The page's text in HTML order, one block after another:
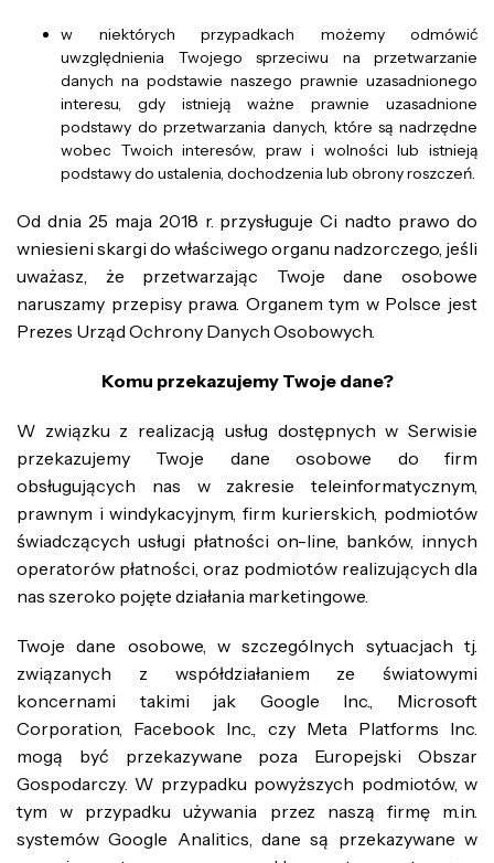
w niektórych przypadkach możemy odmówić
uwzględnienia Twojego sprzeciwu na przetwarzanie
danych na podstawie naszego prawnie uzasadnionego
interesu, gdy istnieją ważne prawnie uzasadnione
podstawy do przetwarzania danych, które są nadrzędne
wobec Twoich interesów, praw i wolności lub istnieją
podstawy do ustalenia, dochodzenia lub obrony roszczeń.
Od dnia 25 maja 2018 r. przysługuje Ci nadto prawo do
wniesieni skargi do właściwego organu nadzorczego, jeśli
uważasz, że przetwarzając Twoje dane osobowe
naruszamy przepisy prawa. Organem tym w Polsce jest
Prezes Urząd Ochrony Danych Osobowych.
Komu przekazujemy Twoje dane?
W związku z realizacją usług dostępnych w Serwisie
przekazujemy Twoje dane osobowe do firm
obsługujących nas w zakresie teleinformatycznym,
prawnym i windykacyjnym, firm kurierskich, podmiotów
świadczących usługi płatności on-line, banków, innych
operatorów płatności, oraz podmiotów realizujących dla
nas szeroko pojęte działania marketingowe.
Twoje dane osobowe, w szczególnych sytuacjach tj.
związanych z współdziałaniem ze światowymi
koncernami takimi jak Google Inc., Microsoft
Corporation, Facebook Inc., czy Meta Platforms Inc.
mogą być przekazywane poza Europejski Obszar
Gospodarczy. W przypadku powyższych podmiotów, w
tym w przypadku używania przez naszą firmę m.in.
systemów Google Analitics, dane są przekazywane w